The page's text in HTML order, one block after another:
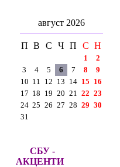
август 2026
П В С Ч П С Н
1
2
3
4 5 6 7 8
9
10 11 12 13 14 15 16
17 18 19 20 21 22 23
24 25 26 27 28 29 30
31
СБУ -
АКЦЕНТИ